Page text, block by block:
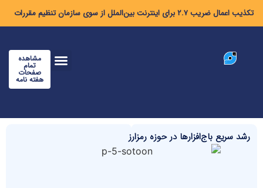
تکذیب اعمال ضریب ۲.۷ برای اینترنت بین‌الملل از سوی سازمان تنظیم مقررات
مشاهده
تمام
صفحات
هفته نامه
رشد سریع باج‌افزارها در حوزه رمزارز